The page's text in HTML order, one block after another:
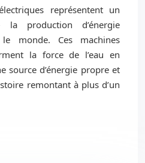
représentent un
production d’énergie
monde. Ces machines
la force de l’eau en
source d’énergie propre et
remontant à plus d’un